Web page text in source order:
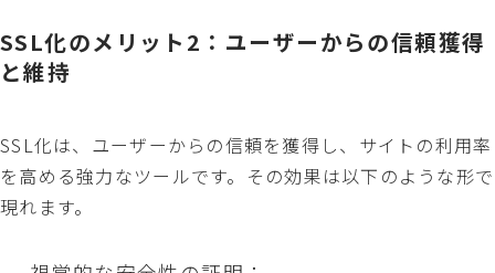
SSL化のメリット2：ユーザーからの信頼獲得
と維持
SSL化は、ユーザーからの信頼を獲得し、サイトの利用率
を高める強力なツールです。その効果は以下のような形で
現れます。